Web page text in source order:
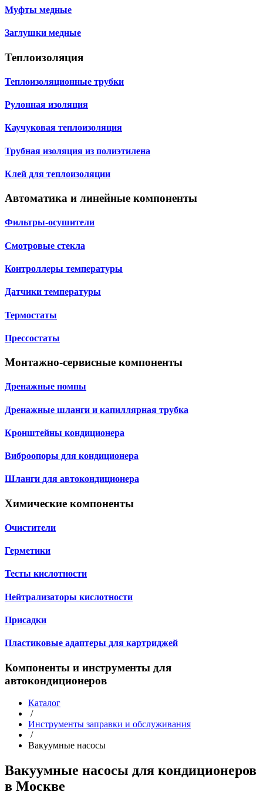
Муфты медные
Заглушки медные
Теплоизоляция
Теплоизоляционные трубки
Рулонная изоляция
Каучуковая теплоизоляция
Трубная изоляция из полиэтилена
Клей для теплоизоляции
Автоматика и линейные компоненты
Фильтры-осушители
Смотровые стекла
Контроллеры температуры
Датчики температуры
Термостаты
Прессостаты
Монтажно‑сервисные компоненты
Дренажные помпы
Дренажные шланги и капиллярная трубка
Кронштейны кондиционера
Виброопоры для кондиционера
Шланги для автокондиционера
Химические компоненты
Очистители
Герметики
Тесты кислотности
Нейтрализаторы кислотности
Присадки
Пластиковые адаптеры для картриджей
Компоненты и инструменты для
автокондиционеров
Каталог
/
Инструменты заправки и обслуживания
/
Вакуумные насосы
Вакуумные насосы для кондиционеров
в Москве